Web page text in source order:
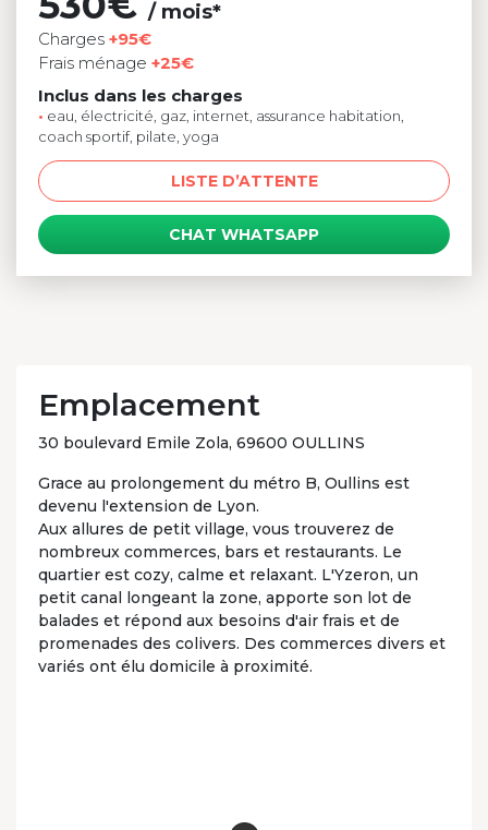
/ mois*
Charges +95€
Frais ménage +25€
Inclus dans les charges
• eau, électricité, gaz, internet, assurance habitation,
coach sportif, pilate, yoga
LISTE D’ATTENTE
CHAT WHATSAPP
Emplacement
30 boulevard Emile Zola, 69600 OULLINS
Grace au prolongement du métro B, Oullins est
devenu l'extension de Lyon.
Aux allures de petit village, vous trouverez de
nombreux commerces, bars et restaurants. Le
quartier est cozy, calme et relaxant. L'Yzeron, un
petit canal longeant la zone, apporte son lot de
balades et répond aux besoins d'air frais et de
promenades des colivers. Des commerces divers et
variés ont élu domicile à proximité.